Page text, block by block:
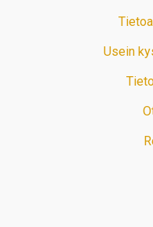
Usein